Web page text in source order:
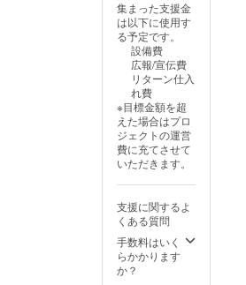
に販売
するも
のと同
等の商
品とな
りま
す。 ※
備考欄
に掲載
するお
名前を
ご記載
くださ
い。
援者様
の交通
費や滞
在費は
各自で
ご負担
い。 -
入場方
法：当
日に受
付で
CAMPF
ページ
より支
援完了
画面を
お見せ
集まった支援金
は以下に使用す
る予定です。
設備費
広報/宣伝費
リターン仕入
れ費
※目標金額を超
えた場合はプロ
ジェクトの運営
費に充てさせて
いただきます。
支援に関するよ
くある質問
手数料はいく
らかかります
か？